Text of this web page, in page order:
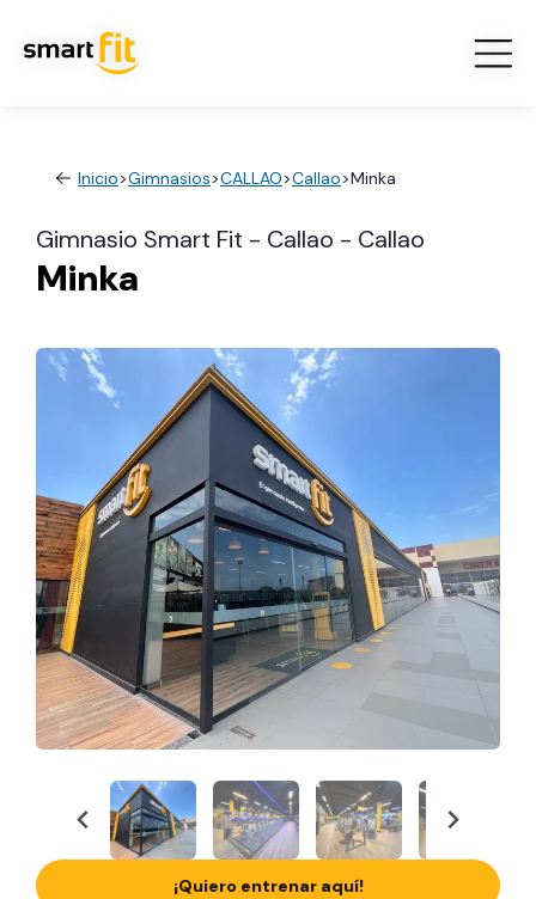
Inicio>Gimnasios>CALLAO>Callao>Minka
Gimnasio Smart Fit - Callao - Callao
Minka
¡Quiero entrenar aquí!